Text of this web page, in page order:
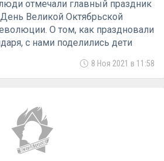
отмечали главный праздник
Великой Октябрьской
О том, как праздновали
с нами поделились дети
8 Ноя 2021 в 11:58